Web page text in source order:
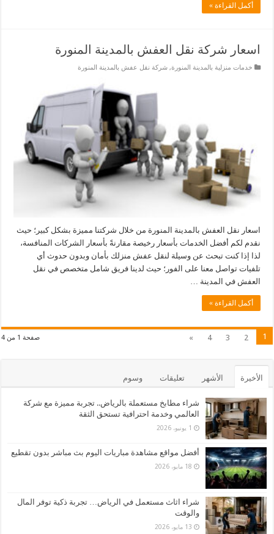
أكمل القراءة »
اسعار شركة نقل العفش بالمدينة المنورة
خدمات منزلية بالمدينة المنورة,شركة نقل عفش بالمدينة المنورة
اسعار نقل العفش بالمدينة المنورة من خلال شركتنا مميزة بشكل كبير؛ حيث
نقدم لكم أفضل الخدمات بأسعار رخيصة مقارنةً بأسعار الشركات المنافسة،
لذا إذا كنت تبحث عن وسيلة لنقل عفش منزلك بأمان وبدون حدوث أي
تلفيات تواصل معنا على الفور؛ حيث لدينا فريق شامل متخصص في نقل
العفش في المدينة …
أكمل القراءة »
صفحة 1 من 4 1
2
3
4
»
الأخيرة الأشهر تعليقات وسوم
شراء مطابخ مستعملة بالرياض.. تجربة مميزة مع شركة
العالمي وخدمة احترافية تستحق الثقة
1 يونيو، 2026
أفضل مواقع مشاهدة مباريات اليوم بث مباشر بدون تقطيع
18 مايو، 2026
شراء اثاث مستعمل في الرياض… تجربة ذكية توفر المال
والوقت
13 مايو، 2026